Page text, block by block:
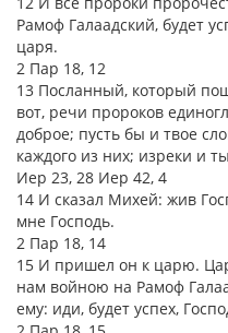
Рамоф Галаадский, будет
царя.
2 Пар 18, 12
13 Посланный, который
вот, речи пророков
доброе; пусть бы и твое
каждого из них; изреки и
Иер 23, 28 Иер 42, 4
14 И сказал Михей: жив
мне Господь.
2 Пар 18, 14
15 И пришел он к царю.
нам войною на Рамоф
ему: иди, будет успех,